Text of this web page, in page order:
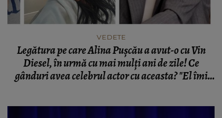
VEDETE
Legătura pe care Alina Pușcău a avut-o cu Vin
Diesel, în urmă cu mai mulți ani de zile! Ce
gânduri avea celebrul actor cu aceasta? "El îmi